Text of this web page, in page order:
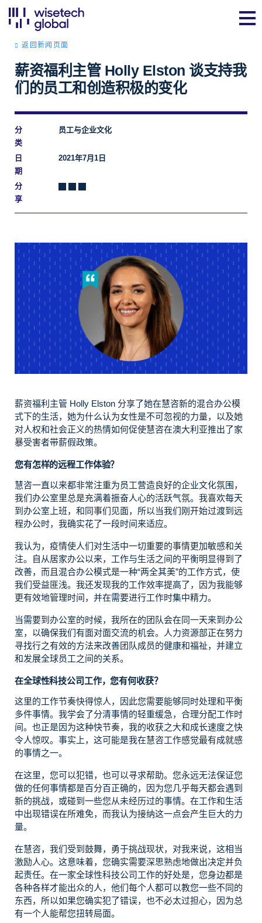
返回新闻页面
薪资福利主管 Holly Elston 谈支持我
们的员工和创造积极的变化
分
类
员工与企业文化
日
期
2021年7月1日
分
享
薪资福利主管 Holly Elston 分享了她在慧咨新的混合办公模
式下的生活，她为什么认为女性是不可忽视的力量，以及她
对人权和社会正义的热情如何促使慧咨在澳大利亚推出了家
暴受害者带薪假政策。
您有怎样的远程工作体验？
慧咨一直以来都非常注重为员工营造良好的企业文化氛围，
我们办公室里总是充满着振奋人心的活跃气氛。我喜欢每天
到办公室上班，和同事们见面，所以当我们刚开始过渡到远
程办公时，我确实花了一段时间来适应。
我认为，疫情使人们对生活中一切重要的事情更加敏感和关
注。自从居家办公以来，工作与生活之间的平衡明显得到了
改善，而且混合办公模式是一种“两全其美”的工作方式，使
我们受益匪浅。我还发现我的工作效率提高了，因为我能够
更有效地管理时间，并在需要进行工作时集中精力。
当需要到办公室的时候，我所在的团队会在同一天来到办公
室，以确保我们有面对面交流的机会。人力资源部正在努力
寻找行之有效的方法来改善团队成员的健康和福祉，并建立
和发展全球员工之间的关系。
在全球性科技公司工作，您有何收获？
这里的工作节奏快得惊人，因此您需要能够同时处理和平衡
多件事情。我学会了分清事情的轻重缓急，合理分配工作时
间。也正是因为这种快节奏，我的收获之大和成长速度之快
令人惊叹。事实上，这可能是我在慧咨工作感觉最有成就感
的事情之一。
在这里，您可以犯错，也可以寻求帮助。您永远无法保证您
做的任何事情都是百分百正确的，因为您几乎每天都会遇到
新的挑战，或碰到一些您从未经历过的事情。在工作和生活
中出现错误在所难免，而我认为接纳这一点会产生巨大的力
量。
在慧咨，我们受到鼓舞，勇于挑战现状，对我来说，这相当
激励人心。这意味着，您确实需要深思熟虑地做出决定并负
起责任。在一家全球性科技公司工作的好处是，您身边都是
各种各样才能出众的人，他们每个人都可以教您一些不同的
东西，所以如果您确实犯了错误，也不必太过担心，因为总
有一个人能帮您扭转局面。